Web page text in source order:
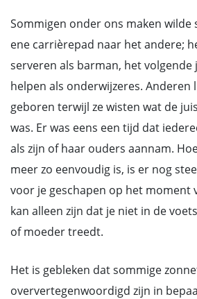
Sommigen onder ons maken wilde
ene carrièrepad naar het andere;
serveren als barman, het volgende
helpen als onderwijzeres. Anderen
geboren terwijl ze wisten wat de
was. Er was eens een tijd dat
als zijn of haar ouders aannam.
meer zo eenvoudig is, is er nog
voor je geschapen op het moment
kan alleen zijn dat je niet in de
of moeder treedt.
Het is gebleken dat sommige
oververtegenwoordigd zijn in